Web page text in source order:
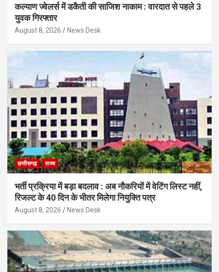
कल्याण ज्वेलर्स में डकैती की साजिश नाकाम : वारदात से पहले 3
युवक गिरफ्तार
August 8, 2026 News Desk
छत्तीसगढ़ राज्य
भर्ती प्रक्रिया में बड़ा बदलाव : अब नौकरियों में वेटिंग लिस्ट नहीं,
रिजल्ट के 40 दिन के भीतर मिलेगा नियुक्ति पत्र
August 8, 2026 News Desk